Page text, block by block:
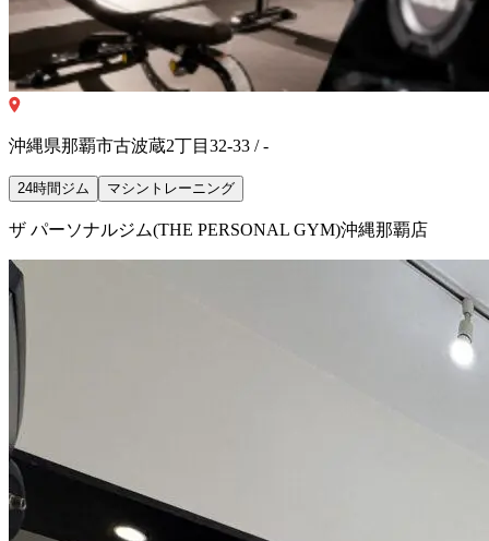
沖縄県那覇市古波蔵2丁目32-33 / -
24時間ジム マシントレーニング
ザ パーソナルジム(THE PERSONAL GYM)沖縄那覇店